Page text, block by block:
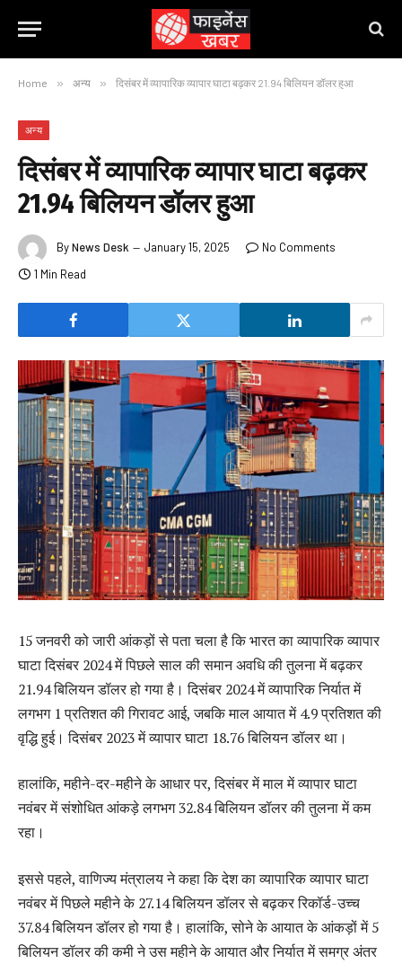
Home » अन्य » दिसंबर में व्यापारिक व्यापार घाटा बढ़कर 21.94 बिलियन डॉलर हुआ
अन्य
दिसंबर में व्यापारिक व्यापार घाटा बढ़कर
21.94 बिलियन डॉलर हुआ
ByNews Desk January 15, 2025
No Comments
1 Min Read
15 जनवरी को जारी आंकड़ों से पता चला है कि भारत का व्यापारिक व्यापार
घाटा दिसंबर 2024 में पिछले साल की समान अवधि की तुलना में बढ़कर
21.94 बिलियन डॉलर हो गया है। दिसंबर 2024 में व्यापारिक निर्यात में
लगभग 1 प्रतिशत की गिरावट आई, जबकि माल आयात में 4.9 प्रतिशत की
वृद्धि हुई। दिसंबर 2023 में व्यापार घाटा 18.76 बिलियन डॉलर था।
हालांकि, महीने-दर-महीने के आधार पर, दिसंबर में माल में व्यापार घाटा
नवंबर में संशोधित आंकड़े लगभग 32.84 बिलियन डॉलर की तुलना में कम
रहा।
इससे पहले, वाणिज्य मंत्रालय ने कहा कि देश का व्यापारिक व्यापार घाटा
नवंबर में पिछले महीने के 27.14 बिलियन डॉलर से बढ़कर रिकॉर्ड-उच्च
37.84 बिलियन डॉलर हो गया है। हालांकि, सोने के आयात के आंकड़ों में 5
बिलियन डॉलर की कमी ने उस महीने के आयात और निर्यात में समग्र अंतर